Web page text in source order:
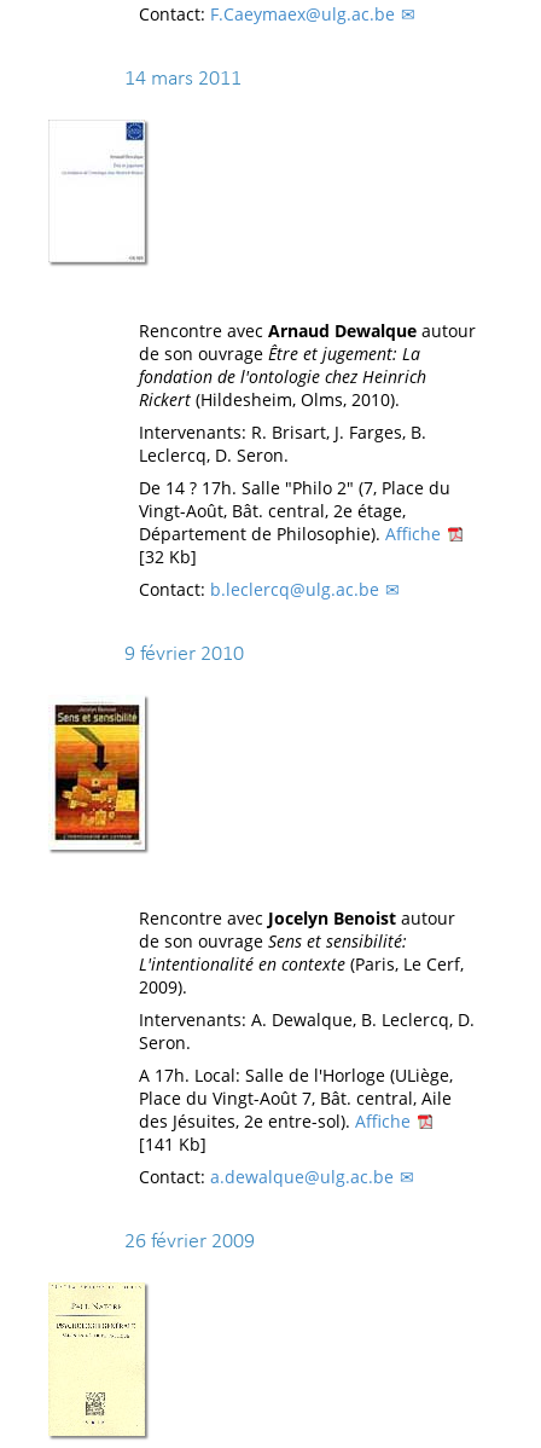
Contact: F.Caeymaex@ulg.ac.be
14 mars 2011
Rencontre avec Arnaud Dewalqueautour
de son ouvrage Être et jugement: La
fondation de l'ontologie chez Heinrich
Rickert(Hildesheim, Olms, 2010).
Intervenants: R. Brisart, J. Farges, B.
Leclercq, D. Seron.
De 14 ? 17h. Salle "Philo 2" (7, Place du
Vingt-Août, Bât. central, 2e étage,
Département de Philosophie). Affiche
[32 Kb]
Contact: b.leclercq@ulg.ac.be
9 février 2010
Rencontre avec Jocelyn Benoistautour
de son ouvrage Sens et sensibilité:
L'intentionalité en contexte(Paris, Le Cerf,
2009).
Intervenants: A. Dewalque, B. Leclercq, D.
Seron.
A 17h. Local: Salle de l'Horloge (ULiège,
Place du Vingt-Août 7, Bât. central, Aile
des Jésuites, 2e entre-sol). Affiche
[141 Kb]
Contact: a.dewalque@ulg.ac.be
26 février 2009